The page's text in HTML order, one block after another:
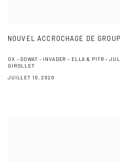
NOUVEL ACCROCHAGE DE
OX – SOWAT – INVADER – ELLA & PITR –
GIROLLET
JUILLET 10, 2020